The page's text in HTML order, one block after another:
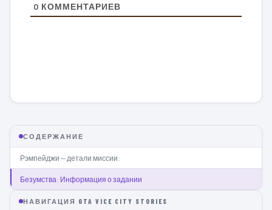
0 КОММЕНТАРИЕВ
СОДЕРЖАНИЕ
Рэмпейджи — детали миссии:
Безумства: Информация о задании
НАВИГАЦИЯ GTA VICE CITY STORIES